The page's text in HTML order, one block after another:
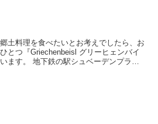
土料理を食べたいとお考えでしたら、お
とつ『Griechenbeisl グリーヒェンバイ
ます。 地下鉄の駅シュベーデンプラッ